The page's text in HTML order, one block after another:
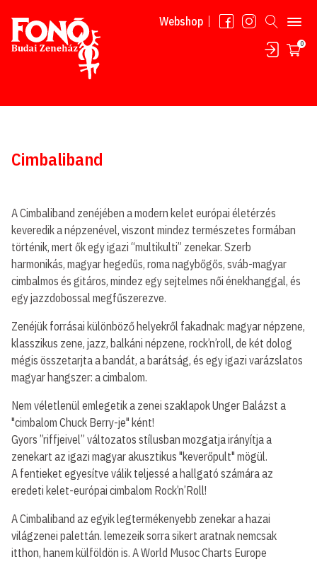
Tovább a tartalomhoz Webshop
0
Cimbaliband
A Cimbaliband zenéjében a modern kelet európai életérzés
keveredik a népzenével, viszont mindez természetes formában
történik, mert ők egy igazi “multikulti” zenekar. Szerb
harmonikás, magyar hegedűs, roma nagybőgős, sváb-magyar
cimbalmos és gitáros, mindez egy sejtelmes női énekhanggal, és
egy jazzdobossal megfűszerezve.
Zenéjük forrásai különböző helyekről fakadnak: magyar népzene,
klasszikus zene, jazz, balkáni népzene, rock’n’roll, de két dolog
mégis összetarjta a bandát, a barátság, és egy igazi varázslatos
magyar hangszer: a cimbalom.
Nem véletlenül emlegetik a zenei szaklapok Unger Balázst a
"cimbalom Chuck Berry-je" ként!
Gyors ”riffjeivel” változatos stílusban mozgatja irányítja a
zenekart az igazi magyar akusztikus "keverőpult" mögül.
A fentieket egyesítve válik teljessé a hallgató számára az
eredeti kelet-európai cimbalom Rock’n’Roll!
A Cimbaliband az egyik legtermékenyebb zenekar a hazai
világzenei palettán. lemezeik sorra sikert aratnak nemcsak
itthon, hanem külföldön is. A World Musoc Charts Europe